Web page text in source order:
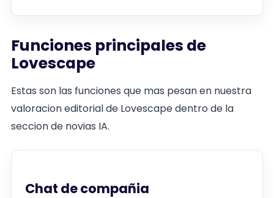
Funciones principales de
Lovescape
Estas son las funciones que mas pesan en nuestra
valoracion editorial de Lovescape dentro de la
seccion de novias IA.
Chat de compañia